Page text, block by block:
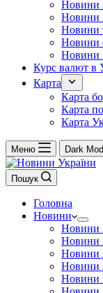
Новини
Новини
Новини
Новини
Новини
Курс валют в
Карта
Карта
Карта
Карта
Меню Dark
Пошук
Головна
Новини
Новини
Новини
Новини
Новини
Новини